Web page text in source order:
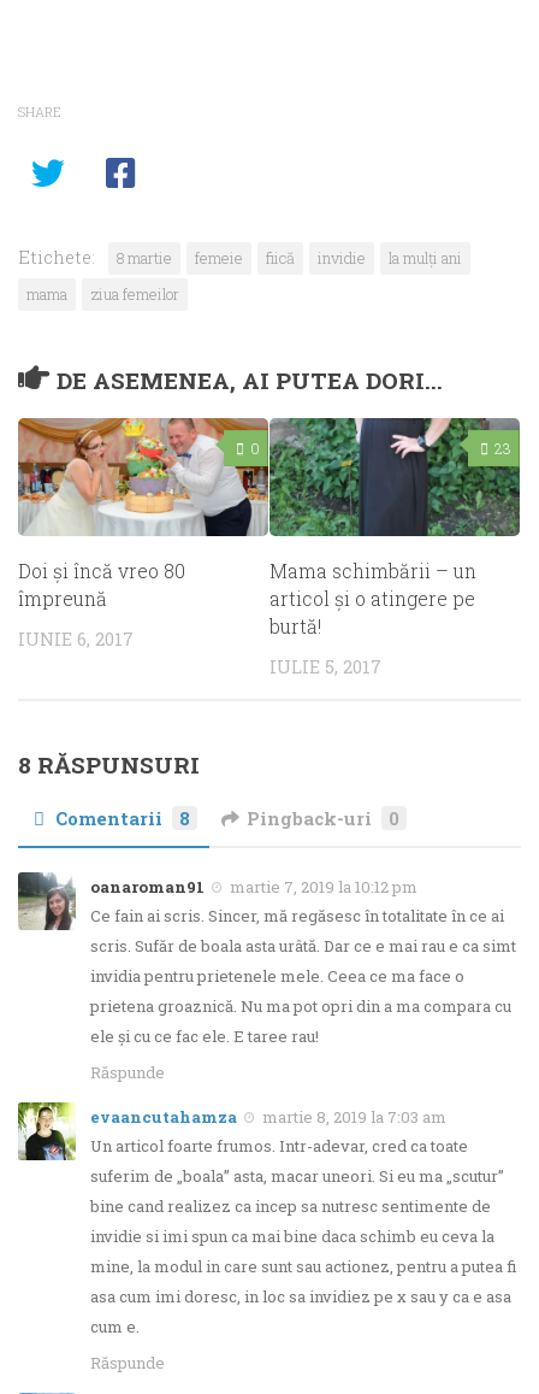
SHARE
Etichete: 8 martie femeie fiică invidie
la mulți ani
mama
ziua femeilor
DE ASEMENEA, AI PUTEA DORI...
0
Doi şi încă vreo 80
împreună
IUNIE 6, 2017
23
Mama schimbării – un
articol şi o atingere pe
burtă!
IULIE 5, 2017
8 RĂSPUNSURI
Comentarii 8 Pingback-uri 0
oanaroman91
martie 7, 2019 la 10:12 pm
Ce fain ai scris. Sincer, mă regăsesc în totalitate în ce ai
scris. Sufăr de boala asta urâtă. Dar ce e mai rau e ca simt
invidia pentru prietenele mele. Ceea ce ma face o
prietena groaznică. Nu ma pot opri din a ma compara cu
ele și cu ce fac ele. E taree rau!
Răspunde
evaancutahamza
martie 8, 2019 la 7:03 am
Un articol foarte frumos. Intr-adevar, cred ca toate
suferim de „boala” asta, macar uneori. Si eu ma „scutur”
bine cand realizez ca incep sa nutresc sentimente de
invidie si imi spun ca mai bine daca schimb eu ceva la
mine, la modul in care sunt sau actionez, pentru a putea fi
asa cum imi doresc, in loc sa invidiez pe x sau y ca e asa
cum e.
Răspunde